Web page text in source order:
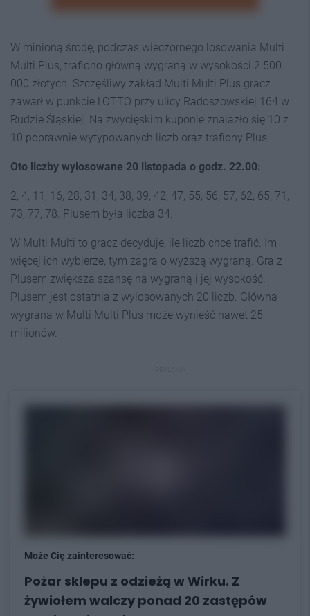
W minioną środę, podczas wieczornego losowania Multi
Multi Plus, trafiono główną wygraną w wysokości 2.500
000 złotych. Szczęśliwy zakład Multi Multi Plus gracz
zawarł w punkcie LOTTO przy ulicy Radoszowskiej 164 w
Rudzie Śląskiej. Na zwycięskim kuponie znalazło się 10 z
10 poprawnie wytypowanych liczb oraz trafiony Plus.
Oto liczby wylosowane 20 listopada o godz. 22.00:
2, 4, 11, 16, 28, 31, 34, 38, 39, 42, 47, 55, 56, 57, 62, 65, 71,
73, 77, 78. Plusem była liczba 34.
W Multi Multi to gracz decyduje, ile liczb chce trafić. Im
więcej ich wybierze, tym zagra o wyższą wygraną. Gra z
Plusem zwiększa szansę na wygraną i jej wysokość.
Plusem jest ostatnia z wylosowanych 20 liczb. Główna
wygrana w Multi Multi Plus może wynieść nawet 25
milionów.
Może Cię zainteresować:
Pożar sklepu z odzieżą w Wirku. Z
żywiołem walczy ponad 20 zastępów